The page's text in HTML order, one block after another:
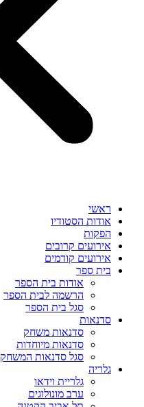
ראשי
אודות הסטודיו
הפקות
אירועים קרובים
אירועים קודמים
בית ספר
אודות בית הספר
הרשמה לבית הספר
סגל בית הספר
סדנאות
סדנאות משחק
סדנאות מיוחדות
סגל סדנאות המשחק
גלריה
גלריית וידאו
ערב מונולוגים